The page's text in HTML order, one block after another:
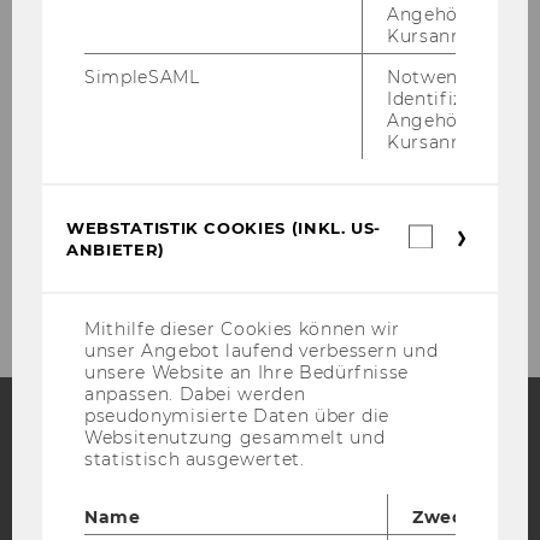
FacebookInstagram
Angehörige/r für
Kursanmeldung.
SimpleSAML
Notwendig zur
Identifizierung
Angehörige/r für
Kursanmeldung.
WEBSTATISTIK COOKIES (INKL. US-
ANBIETER)
Mithilfe dieser Cookies können wir
unser Angebot laufend verbessern und
unsere Website an Ihre Bedürfnisse
anpassen. Dabei werden
pseudonymisierte Daten über die
Websitenutzung gesammelt und
statistisch ausgewertet.
Name
Zweck